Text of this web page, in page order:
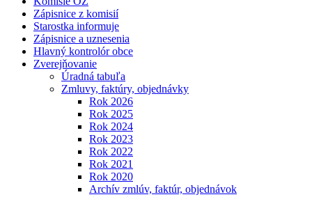
Zápisnice z komisií
Starostka informuje
Zápisnice a uznesenia
Hlavný kontrolór obce
Zverejňovanie
Úradná tabuľa
Zmluvy, faktúry, objednávky
Rok 2026
Rok 2025
Rok 2024
Rok 2023
Rok 2022
Rok 2021
Rok 2020
Archív zmlúv, faktúr, objednávok